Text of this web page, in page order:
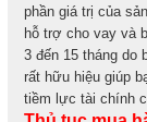
phần giá trị của
hỗ trợ cho vay và
3 đến 15 tháng do
rất hữu hiệu giúp
tiềm lực tài chính